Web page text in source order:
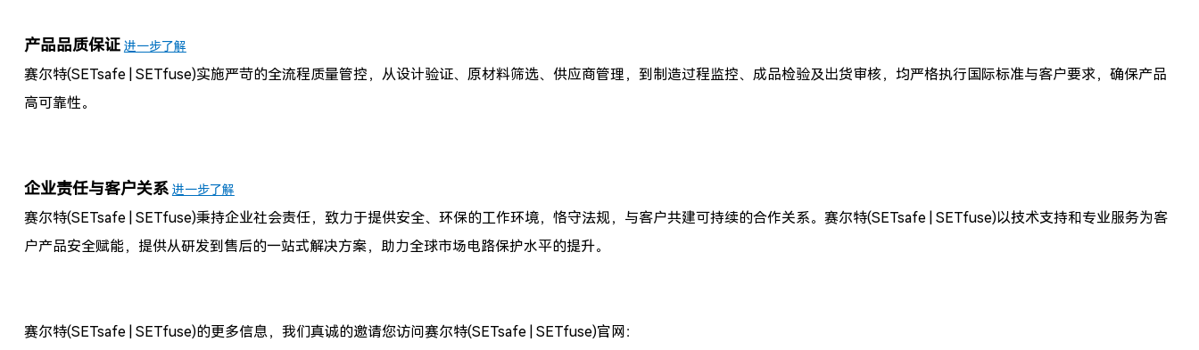
产品品质保证 进一步了解
赛尔特(SETsafe | SETfuse)实施严苛的全流程质量管控，从设计验证、原材料筛选、供应商管理，到制造过程监控、成品检验及出货审核，均严格执行国际标准与客户要求，确保产品
高可靠性。
企业责任与客户关系 进一步了解
赛尔特(SETsafe | SETfuse)秉持企业社会责任，致力于提供安全、环保的工作环境，恪守法规，与客户共建可持续的合作关系。 赛尔特(SETsafe | SETfuse)以技术支持和专业服务为客
户产品安全赋能，提供从研发到售后的一站式解决方案，助力全球市场电路保护水平的提升。
赛尔特(SETsafe | SETfuse)的更多信息，我们真诚的邀请您访问赛尔特(SETsafe | SETfuse)官网：